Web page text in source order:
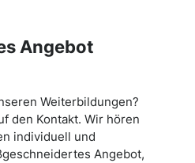
Angebot
Weiterbildungen?
den Kontakt. Wir hören
individuell und
Angebot,